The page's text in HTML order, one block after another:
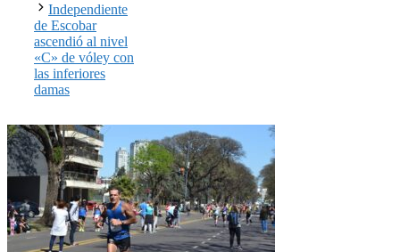
Independiente
de Escobar
ascendió al nivel
«C» de vóley con
las inferiores
damas